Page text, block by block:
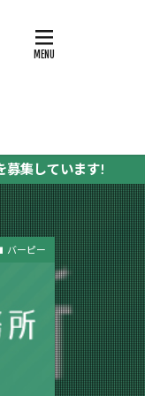
います!
バーピー